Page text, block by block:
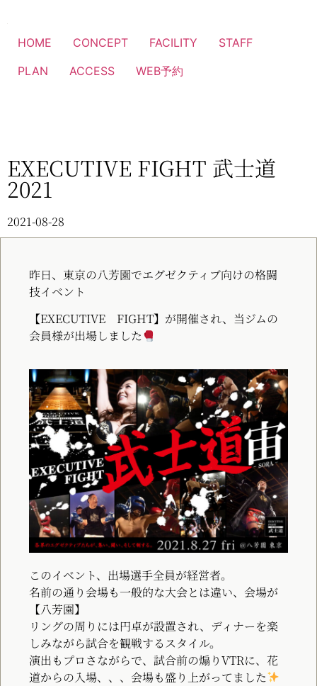
HOME CONCEPT FACILITY
STAFF
PLAN
ACCESS WEB予約
EXECUTIVE FIGHT 武士道
2021
2021-08-28
昨日、東京の八芳園でエグゼクティブ向けの格闘
技イベント
【EXECUTIVE FIGHT】が開催され、当ジムの
会員様が出場しました
このイベント、出場選手全員が経営者。
名前の通り会場も一般的な大会とは違い、会場が
【八芳園】
リングの周りには円卓が設置され、ディナーを楽
しみながら試合を観戦するスタイル。
演出もプロさながらで、試合前の煽りVTRに、花
道からの入場、、、会場も盛り上がってました